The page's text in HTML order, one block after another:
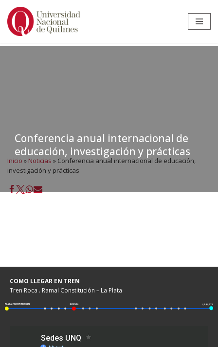
Ir
Conferencia anual internacional de
educación, investigación y prácticas
Inicio » Noticias » Conferencia anual internacional de educación,
investigación y prácticas
COMO LLEGAR EN TREN
Tren Roca . Ramal Constitución – La Plata